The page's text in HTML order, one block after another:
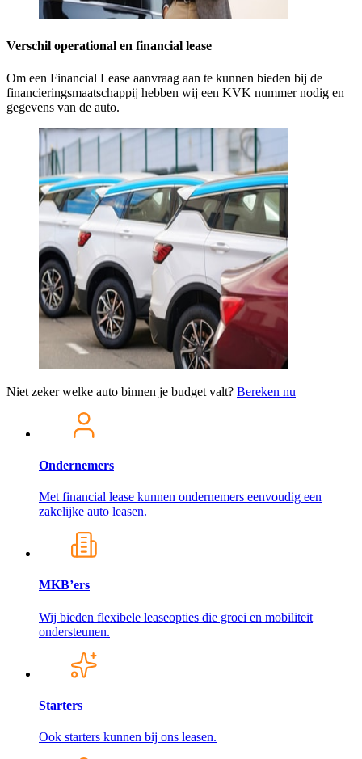
Verschil operational en financial lease
Om een Financial Lease aanvraag aan te kunnen bieden bij de
financieringsmaatschappij hebben wij een KVK nummer nodig en
gegevens van de auto.
Niet zeker welke auto binnen je budget valt? Bereken nu
Ondernemers
Met financial lease kunnen ondernemers eenvoudig een
zakelijke auto leasen.
MKB’ers
Wij bieden flexibele leaseopties die groei en mobiliteit
ondersteunen.
Starters
Ook starters kunnen bij ons leasen.